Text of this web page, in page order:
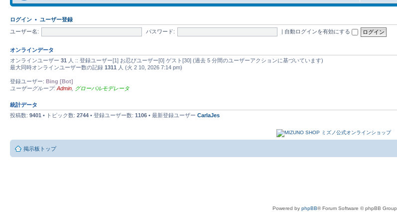
ログイン • ユーザー登録
ユーザー名: パスワード: | 自動ログインを有効にする
オンラインデータ
オンラインユーザー 31 人 :: 登録ユーザー[1] お忍びユーザー[0] ゲスト[30] (過去 5 分間のユーザーアクションに基づいています)
最大同時オンラインユーザー数の記録 1311 人 (火 2 10, 2026 7:14 pm)
登録ユーザー: Bing [Bot]
ユーザーグループ: Admin グローバルモデレータ
統計データ
投稿数: 9401 • トピック数: 2744 • 登録ユーザー数: 1106 • 最新登録ユーザー CarlaJes
掲示板トップ
Powered by phpBB® Forum Software © phpBB Group